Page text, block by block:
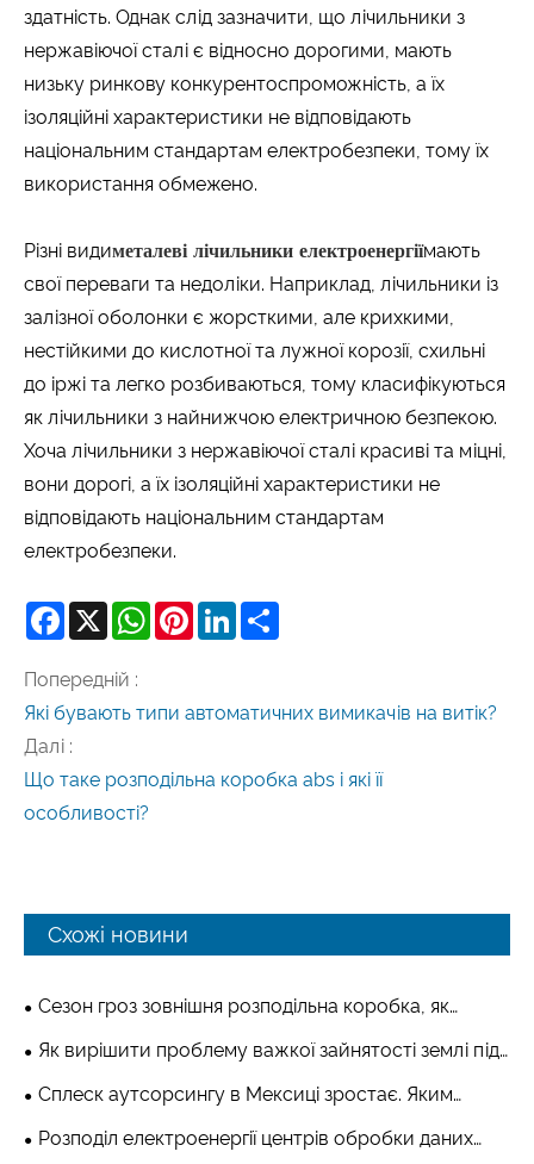
здатність. Однак слід зазначити, що лічильники з
нержавіючої сталі є відносно дорогими, мають
низьку ринкову конкурентоспроможність, а їх
ізоляційні характеристики не відповідають
національним стандартам електробезпеки, тому їх
використання обмежено.
Різні видиметалеві лічильники електроенергіїмають
свої переваги та недоліки. Наприклад, лічильники із
залізної оболонки є жорсткими, але крихкими,
нестійкими до кислотної та лужної корозії, схильні
до іржі та легко розбиваються, тому класифікуються
як лічильники з найнижчою електричною безпекою.
Хоча лічильники з нержавіючої сталі красиві та міцні,
вони дорогі, а їх ізоляційні характеристики не
відповідають національним стандартам
електробезпеки.
Facebook
X WhatsAppPinterestLinkedIn
Попередній :
Які бувають типи автоматичних вимикачів на витік?
Далі :
Що таке розподільна коробка abs і які її
особливості?
Схожі новини
Сезон гроз зовнішня розподільна коробка, як
захистити від блискавки? Аналіз конструкції
заземленої мідної шини та захисту від перенапруг
розподільної коробки з нержавіючої сталі
Як вирішити проблему важкої зайнятості землі під
міські набивні палі? Настінна розподільна коробка з
нержавіючої сталі встановлюється над землею, щоб
звільнити простір на землі
Сплеск аутсорсингу в Мексиці зростає. Яким
чином китайські розподільні коробки з нержавіючої
сталі можуть скористатися золотим вікном передачі
Розподіл електроенергії центрів обробки даних